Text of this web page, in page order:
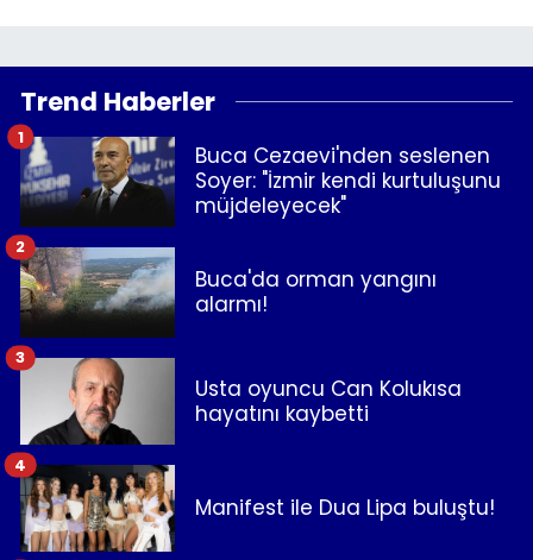
Trend Haberler
Buca Cezaevi'nden seslenen
Soyer: "İzmir kendi kurtuluşunu
müjdeleyecek"
1
Buca'da orman yangını
alarmı!
2
Usta oyuncu Can Kolukısa
hayatını kaybetti
3
Manifest ile Dua Lipa buluştu!
4